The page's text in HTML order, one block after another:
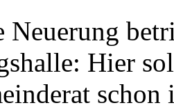
Neuerung
Hier